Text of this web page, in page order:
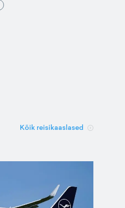
Kõik reisikaaslased